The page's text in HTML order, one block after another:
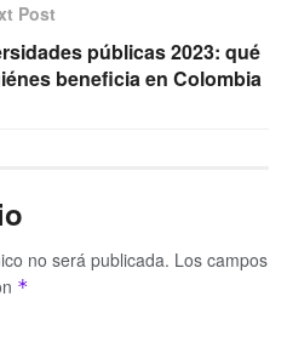
Post
públicas 2023: qué
beneficia en Colombia
no será publicada. Los campos
*